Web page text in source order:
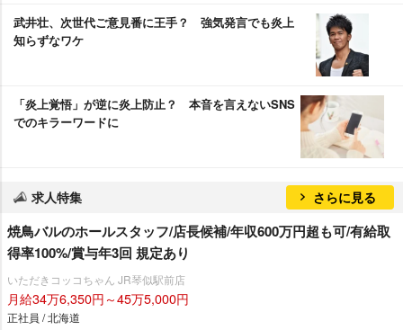
武井壮、次世代ご意見番に王手？ 強気発言でも炎上
知らずなワケ
「炎上覚悟」が逆に炎上防止？ 本音を言えないSNS
でのキラーワードに
求人特集 さらに見る
焼鳥バルのホールスタッフ/店長候補/年収600万円超も可/有給取
得率100%/賞与年3回 規定あり
いただきコッコちゃん JR琴似駅前店
月給34万6,350円～45万5,000円
正社員 / 北海道